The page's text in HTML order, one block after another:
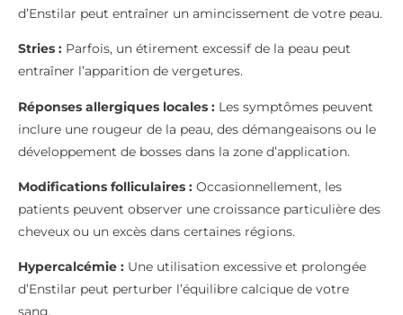
d’Enstilar peut entraîner un amincissement de votre peau.
Stries : Parfois, un étirement excessif de la peau peut
entraîner l’apparition de vergetures.
Réponses allergiques locales : Les symptômes peuvent
inclure une rougeur de la peau, des démangeaisons ou le
développement de bosses dans la zone d’application.
Modifications folliculaires : Occasionnellement, les
patients peuvent observer une croissance particulière des
cheveux ou un excès dans certaines régions.
Hypercalcémie : Une utilisation excessive et prolongée
d’Enstilar peut perturber l’équilibre calcique de votre
sang.